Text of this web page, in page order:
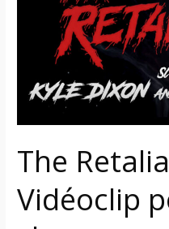
The
Vidéoclip
Vidéoclip
chanson
« Cops
Here »
composée
Kyle
Dixon